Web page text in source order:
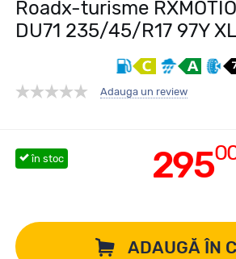
Roadx-turisme
DU71 235/45/R17 97Y
Adauga un review
295
în stoc
ADAUGĂ ÎN